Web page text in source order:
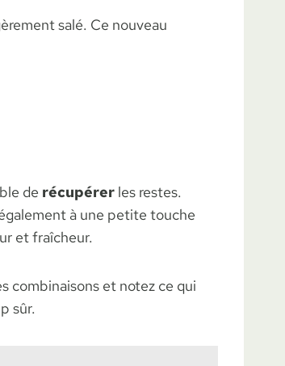
salé. Ce nouveau
de récupérer les restes.
à une petite touche
et fraîcheur.
combinaisons et notez ce qui
sûr.